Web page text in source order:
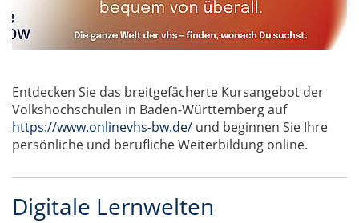
Entdecken Sie das breitgefächerte Kursangebot der
Volkshochschulen in Baden-Württemberg auf
https://www.onlinevhs-bw.de/ und beginnen Sie Ihre
persönliche und berufliche Weiterbildung online.
Digitale Lernwelten